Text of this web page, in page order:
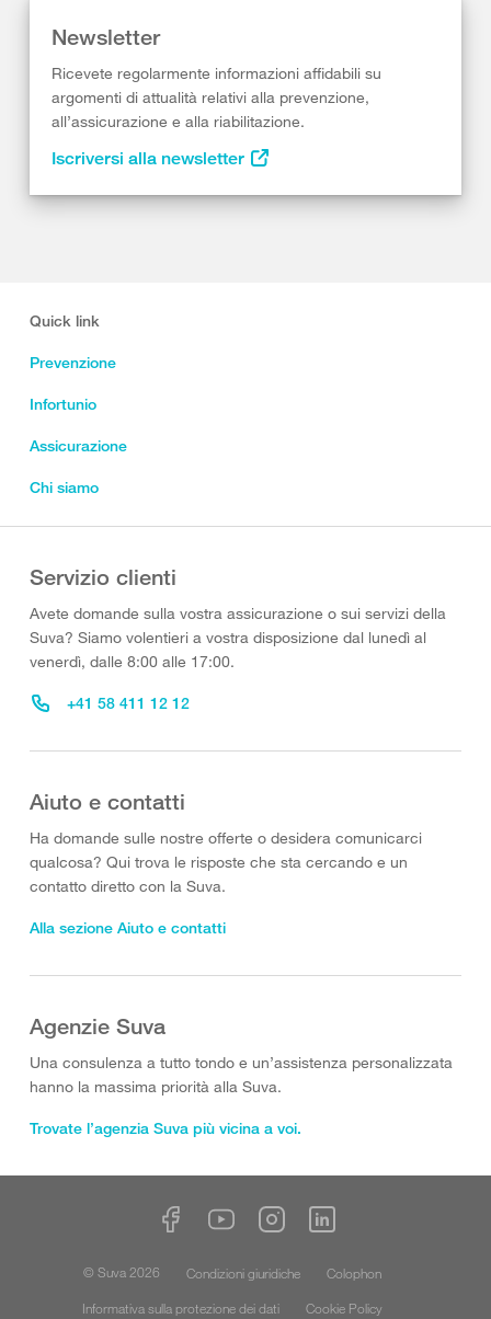
Newsletter
Ricevete regolarmente informazioni affidabili su
argomenti di attualità relativi alla prevenzione,
all’assicurazione e alla riabilitazione.
Iscriversi alla newsletter
Quick link
Prevenzione
Infortunio
Assicurazione
Chi siamo
Servizio clienti
Avete domande sulla vostra assicurazione o sui servizi della
Suva? Siamo volentieri a vostra disposizione dal lunedì al
venerdì, dalle 8:00 alle 17:00.
+41 58 411 12 12
Aiuto e contatti
Ha domande sulle nostre offerte o desidera comunicarci
qualcosa? Qui trova le risposte che sta cercando e un
contatto diretto con la Suva.
Alla sezione Aiuto e contatti
Agenzie Suva
Una consulenza a tutto tondo e un’assistenza personalizzata
hanno la massima priorità alla Suva.
Trovate l’agenzia Suva più vicina a voi.
© Suva 2026 Condizioni giuridiche
Colophon
Informativa sulla protezione dei dati
Cookie Policy